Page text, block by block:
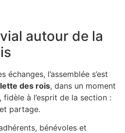
autour de la
échanges, l’assemblée s’est
des rois, dans un moment
, fidèle à l’esprit de la section :
partage.
bénévoles et